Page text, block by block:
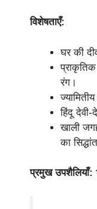
विशेषताएँ:
घर की
रंग।
हिंदू देवी-
खाली
का
प्रमुख उपशैलियाँ: